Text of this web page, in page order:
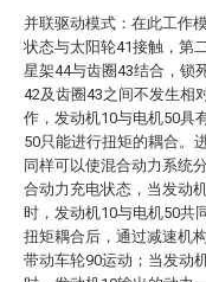
并联驱动模式：在此工作
状态与太阳轮41接触，第
星架44与齿圈43结合，锁
42及齿圈43之间不发生相
作，发动机10与电机50具
50只能进行扭矩的耦合。
同样可以使混合动力系统
合动力充电状态，当发动
时，发动机10与电机50共
扭矩耦合后，通过减速机
带动车轮90运动；当发动